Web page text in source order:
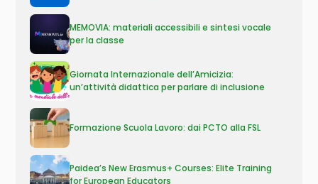
MEMOVIA: materiali accessibili e sintesi vocale
per la classe
Giornata Internazionale dell’Amicizia:
un’attività didattica per parlare di inclusione
Formazione Scuola Lavoro: dai PCTO alla FSL
Paidea’s New Erasmus+ Courses: Elite Training
for European Educators